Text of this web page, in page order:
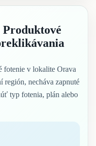
fotenie v lokalite Orava
región, necháva zapnuté
typ fotenia, plán alebo